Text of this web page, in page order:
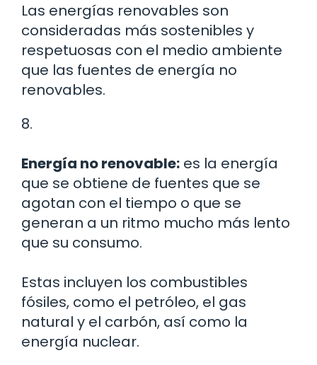
Las energías renovables son
consideradas más sostenibles y
respetuosas con el medio ambiente
que las fuentes de energía no
renovables.
8.
Energía no renovable: es la energía
que se obtiene de fuentes que se
agotan con el tiempo o que se
generan a un ritmo mucho más lento
que su consumo.
Estas incluyen los combustibles
fósiles, como el petróleo, el gas
natural y el carbón, así como la
energía nuclear.